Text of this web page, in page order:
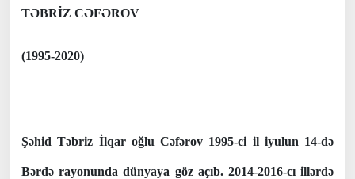
TƏBRİZ CƏFƏROV
(1995-2020)
Şəhid Təbriz İlqar oğlu Cəfərov 1995-ci il iyulun 14-də
Bərdə rayonunda dünyaya göz açıb. 2014-2016-cı illərdə